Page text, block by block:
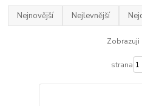
Nejnovější Nejlevnější
Zobrazuji
strana